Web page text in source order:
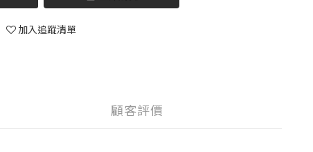
加入追蹤清單
顧客評價